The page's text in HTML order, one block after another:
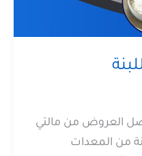
العروض من مالتي
من المعدات